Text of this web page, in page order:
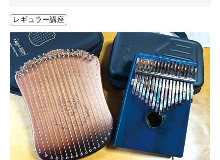
レギュラー講座